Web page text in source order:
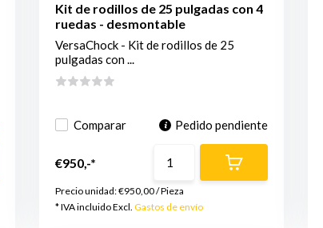
Kit de rodillos de 25 pulgadas con 4
ruedas - desmontable
VersaChock - Kit de rodillos de 25
pulgadas con ...
Comparar Pedido pendiente
€950,-*
Precio unidad:€950,00/Pieza
* IVA incluido Excl. Gastos de envío